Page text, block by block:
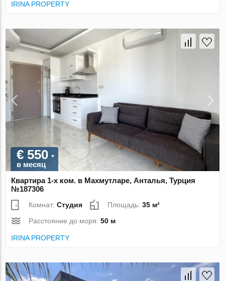
IRINA PROPERTY
€ 550
в месяц
Квартира 1-х ком. в Махмутларе, Анталья, Турция
№187306
Комнат:Студия Площадь:35 м²
Расстояние до моря:50 м
IRINA PROPERTY